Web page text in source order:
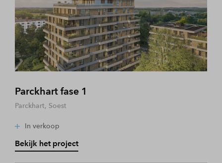
Parckhart fase 1
Parckhart, Soest
In verkoop
Bekijk het project